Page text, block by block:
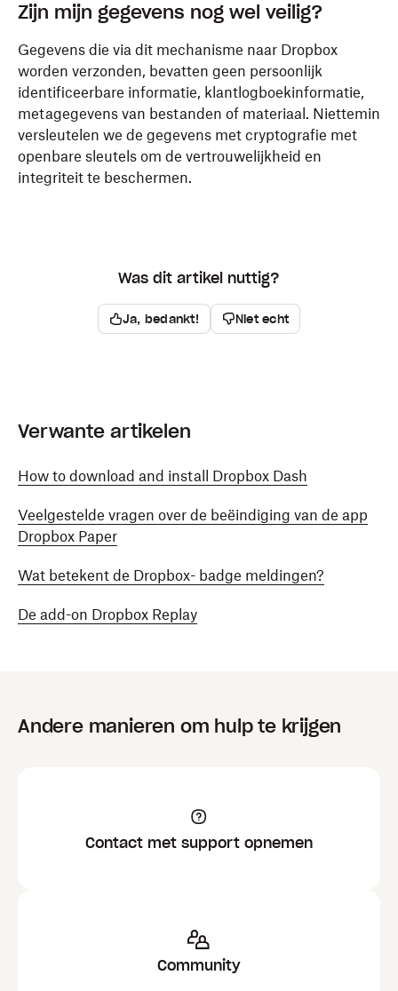
Zijn mijn gegevens nog wel veilig?
Gegevens die via dit mechanisme naar Dropbox
worden verzonden, bevatten geen persoonlijk
identificeerbare informatie, klantlogboekinformatie,
metagegevens van bestanden of materiaal. Niettemin
versleutelen we de gegevens met cryptografie met
openbare sleutels om de vertrouwelijkheid en
integriteit te beschermen.
Was dit artikel nuttig?
Ja, bedankt! Niet echt
Verwante artikelen
How to download and install Dropbox Dash
Veelgestelde vragen over de beëindiging van de app
Dropbox Paper
Wat betekent de Dropbox- badge meldingen?
De add-on Dropbox Replay
Andere manieren om hulp te krijgen
Contact met support opnemen
Community